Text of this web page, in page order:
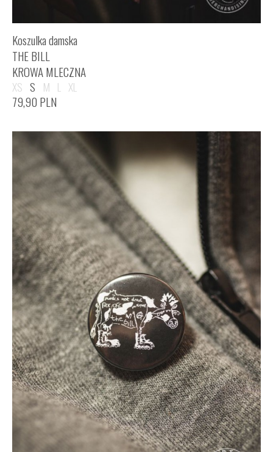
Koszulka damska
THE BILL
KROWA MLECZNA
XS S M L XL
79,90 PLN